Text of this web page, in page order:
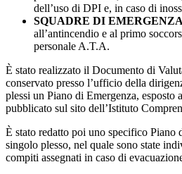
dell’uso di DPI e, in caso di
SQUADRE DI EMERGENZA
all’antincendio e al primo
personale A.T.A.
È stato realizzato il Documento di
conservato presso l’ufficio della
plessi un Piano di Emergenza, esposto
pubblicato sul sito dell’Istituto
È stato redatto poi uno specifico Piano
singolo plesso, nel quale sono state
compiti assegnati in caso di